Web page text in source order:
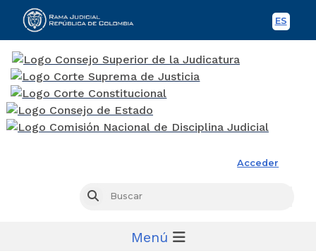
ES
Acceder
Buscar
Menú